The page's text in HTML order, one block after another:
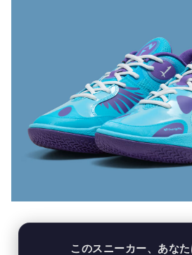
このスニーカー、あな